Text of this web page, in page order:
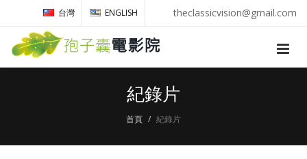
theclassicvision@gmail.com
台灣 ENGLISH
紀錄片
首頁 紀錄片